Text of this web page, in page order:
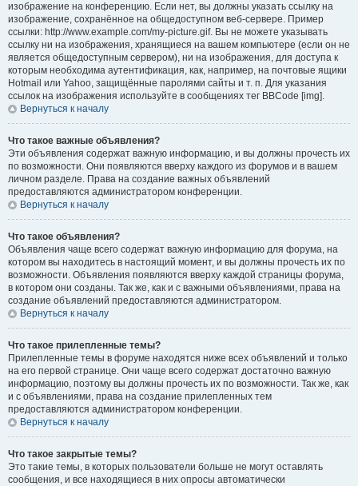
изображение на конференцию. Если нет, вы должны указать ссылку на
изображение, сохранённое на общедоступном веб-сервере. Пример
ссылки: http://www.example.com/my-picture.gif. Вы не можете указывать
ссылку ни на изображения, хранящиеся на вашем компьютере (если он не
является общедоступным сервером), ни на изображения, для доступа к
которым необходима аутентификация, как, например, на почтовые ящики
Hotmail или Yahoo, защищённые паролями сайты и т. п. Для указания
ссылок на изображения используйте в сообщениях тег BBCode [img].
Вернуться к началу
Что такое важные объявления?
Эти объявления содержат важную информацию, и вы должны прочесть их
по возможности. Они появляются вверху каждого из форумов и в вашем
личном разделе. Права на создание важных объявлений
предоставляются администратором конференции.
Вернуться к началу
Что такое объявления?
Объявления чаще всего содержат важную информацию для форума, на
котором вы находитесь в настоящий момент, и вы должны прочесть их по
возможности. Объявления появляются вверху каждой страницы форума,
в котором они созданы. Так же, как и с важными объявлениями, права на
создание объявлений предоставляются администратором.
Вернуться к началу
Что такое прилепленные темы?
Прилепленные темы в форуме находятся ниже всех объявлений и только
на его первой странице. Они чаще всего содержат достаточно важную
информацию, поэтому вы должны прочесть их по возможности. Так же, как
и с объявлениями, права на создание прилепленных тем
предоставляются администратором конференции.
Вернуться к началу
Что такое закрытые темы?
Это такие темы, в которых пользователи больше не могут оставлять
сообщения, и все находящиеся в них опросы автоматически